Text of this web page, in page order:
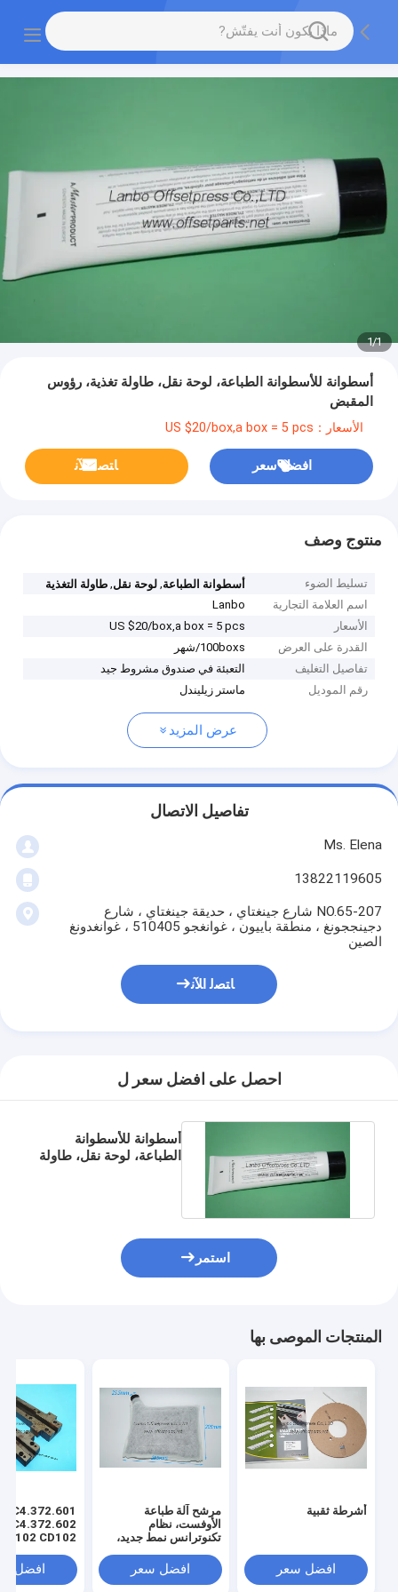
1
/
1
أسطوانة للأسطوانة الطباعة، لوحة نقل، طاولة تغذية، رؤوس
المقبض
الأسعار：US $20/box,a box = 5 pcs
افضل سعر ﺎﺘﺼﻟ ﺍﻶﻧ
منتوج وصف
تسليط الضوء أسطوانة الطباعة,لوحة نقل,طاولة التغذية
اسم العلامة التجارية
Lanbo
الأسعار
US $20/box,a box = 5 pcs
القدرة على العرض
100boxs/شهر
تفاصيل التغليف
التعبئة في صندوق مشروط جيد
رقم الموديل
ماستر زيليندل
عرض المزيد
تفاصيل الاتصال
Ms. Elena
13822119605
207-NO.65 شارع جينغتاي ، حديقة جينغتاي ، شارع
دجينججونغ ، منطقة باييون ، غوانغجو 510405 ، غوانغدونغ
الصين
ﺎﺘﺼﻟ ﺍﻶﻧ
احصل على افضل سعر ل
أسطوانة للأسطوانة
الطباعة، لوحة نقل، طاولة
استمر
المنتجات الموصى بها
أشرطة ثقبية
افضل سعر
مرشح آلة طباعة
الأوفست، نظام
تكنوترانس نمط جديد،
افضل سعر
C4.372.601
لآلة CD102
افضل